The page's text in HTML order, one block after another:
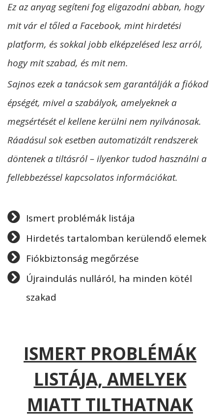
Ez az anyag segíteni fog eligazodni abban, hogy
mit vár el tőled a Facebook, mint hirdetési
platform, és sokkal jobb elképzelésed lesz arról,
hogy mit szabad, és mit nem.
Sajnos ezek a tanácsok sem garantálják a fiókod
épségét, mivel a szabályok, amelyeknek a
megsértését el kellene kerülni nem nyilvánosak.
Ráadásul sok esetben automatizált rendszerek
döntenek a tiltásról – ilyenkor tudod használni a
fellebbezéssel kapcsolatos információkat.
Ismert problémák listája
Hirdetés tartalomban kerülendő elemek
Fiókbiztonság megőrzése
Újraindulás nulláról, ha minden kötél
szakad
ISMERT PROBLÉMÁK
LISTÁJA, AMELYEK
MIATT TILTHATNAK